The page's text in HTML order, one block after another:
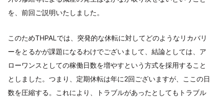
を、前回ご説明いたしました。
このためTHPALでは、突発的な休転に対してどのようなリカバリ
ーをとるかが課題になるわけでございまして、結論としては、ア
ローワンスとしての稼働日数を増やすという方式を採用すること
としました。つまり、定期休転は年に2回ございますが、ここの日
数を圧縮する。これにより、トラブルがあったとしてもトラブル